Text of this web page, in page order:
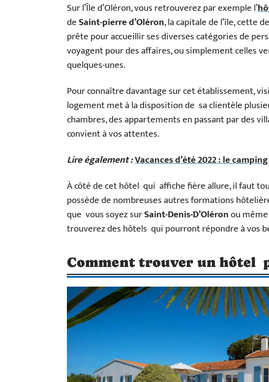
Sur l’Île d’Oléron, vous retrouverez par exemple l’
deSaint-pierre d’Oléron, la capitale de l’île, cette
prête pour accueillir ses diverses catégories de
voyagent pour des affaires, ou simplement celles
quelques-unes.
Pour connaître davantage sur cet établissement,
logement met à la disposition de sa clientèle
chambres, des appartements en passant par des
convient à vos attentes.
Lire également :Vacances d’été 2022 : le
À côté de cet hôtel qui affiche fière allure, il faut
possède de nombreuses autres formations
que vous soyez surSaint-Denis-D’Oléronou
trouverez des hôtels qui pourront répondre à vos
Comment trouver un hôtel